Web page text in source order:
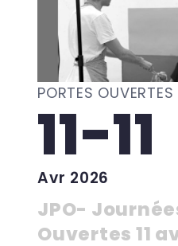
PORTES OUVERTES
11-11
Avr 2026
JPO-
Ouvertes 11